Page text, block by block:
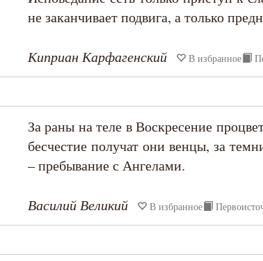
не заканчивает подвига, а только
Киприан Карфагенский В избранное
За раны на теле в Воскресение
бесчестие получат они венцы, за
– пребывание с Ангелами.
Василий Великий В избранное